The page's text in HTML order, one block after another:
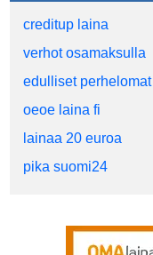
creditup laina
verhot osamaksulla
edulliset perhelomat
oeoe laina fi
lainaa 20 euroa
pika suomi24